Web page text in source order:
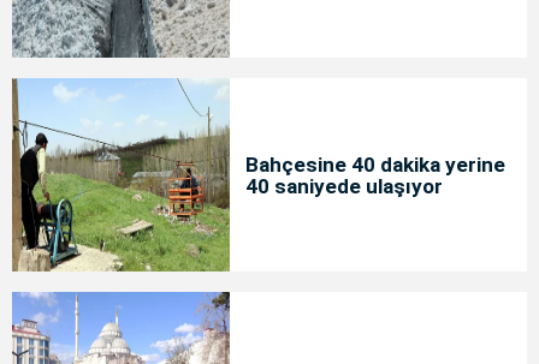
Bahçesine 40 dakika yerine
40 saniyede ulaşıyor